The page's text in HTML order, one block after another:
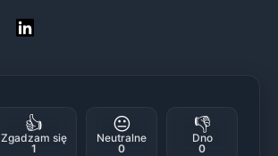
👍
Zgadzam się
1
😐
Neutralne
0
👎
Dno
0